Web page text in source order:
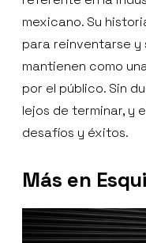
mexicano. Su
para reinventarse y
mantienen como
por el público. Sin
lejos de terminar, y
desafíos y éxitos.
Más en